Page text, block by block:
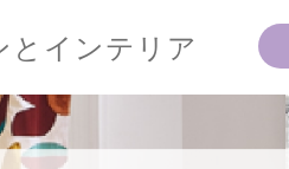
とインテリア